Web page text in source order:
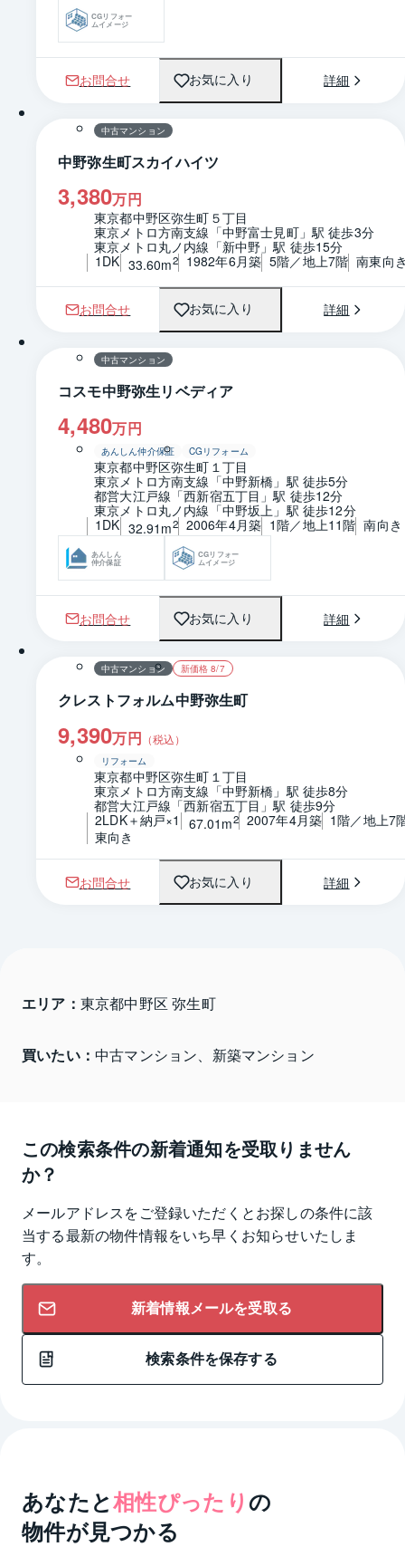
CGリフォー
ムイメージ
お問合せ お気に入り 詳細
1 / 0 間取り
中古マンション
中野弥生町スカイハイツ
3,380万円
東京都中野区弥生町５丁目
東京メトロ方南支線「中野富士見町」駅 徒歩3分
東京メトロ丸ノ内線「新中野」駅 徒歩15分
1DK 33.60m2 1982年6月築 5階／地上7階 南東向
お問合せ お気に入り 詳細
1 / 0 間取り
中古マンション
コスモ中野弥生リベディア
4,480万円
あんしん仲介保証 CGリフォーム
東京都中野区弥生町１丁目
東京メトロ方南支線「中野新橋」駅 徒歩5分
都営大江戸線「西新宿五丁目」駅 徒歩12分
東京メトロ丸ノ内線「中野坂上」駅 徒歩12分
1DK 32.91m2 2006年4月築 1階／地上11階 南向き
あんしん
仲介保証
CGリフォー
ムイメージ
お問合せ お気に入り 詳細
1 / 0 間取り
中古マンション 新価格 8/7
クレストフォルム中野弥生町
9,390万円 （税込）
リフォーム
東京都中野区弥生町１丁目
東京メトロ方南支線「中野新橋」駅 徒歩8分
都営大江戸線「西新宿五丁目」駅 徒歩9分
2LDK＋納戸×1
67.01m2 2007年4月築 1階／地上7
東向き
お問合せ お気に入り 詳細
エリア： 東京都中野区 弥生町
買いたい： 中古マンション、新築マンション
この検索条件の新着通知を受取りません
か？
メールアドレスをご登録いただくとお探しの条件に該
当する最新の物件情報をいち早くお知らせいたしま
す。
新着情報メールを受取る
検索条件を保存する
あなたと相性ぴったり の
物件が見つかる